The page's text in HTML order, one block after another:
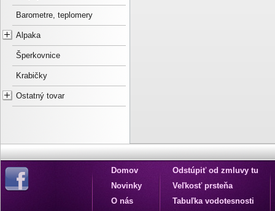
Barometre, teplomery
Alpaka
Šperkovnice
Krabičky
Ostatný tovar
Domov
Novinky
O nás
Odstúpiť od zmluvy tu
Veľkosť prsteňa
Tabuľka vodotesnosti